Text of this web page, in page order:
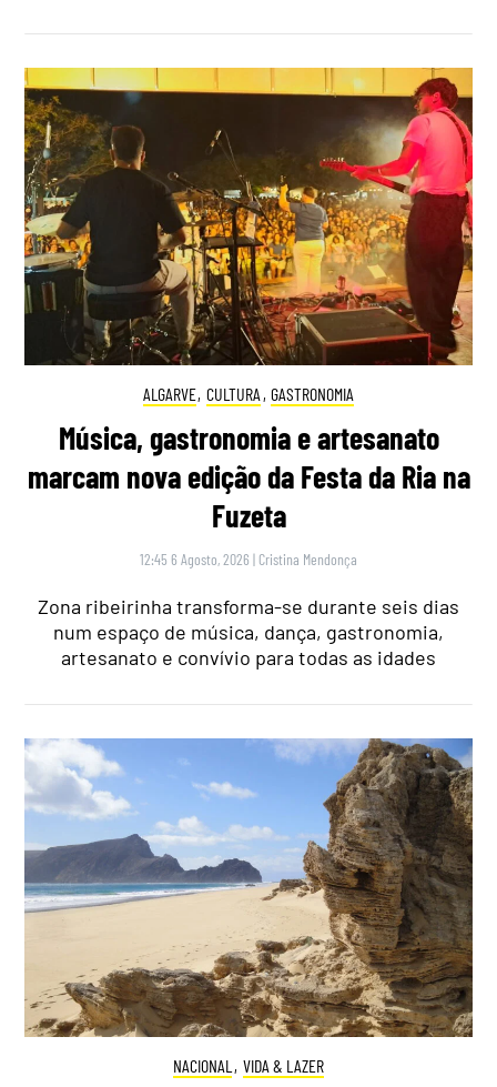
ALGARVE, CULTURA , GASTRONOMIA
Música, gastronomia e artesanato
marcam nova edição da Festa da Ria na
Fuzeta
12:45 6 Agosto, 2026 | Cristina Mendonça
Zona ribeirinha transforma-se durante seis dias
num espaço de música, dança, gastronomia,
artesanato e convívio para todas as idades
NACIONAL , VIDA & LAZER